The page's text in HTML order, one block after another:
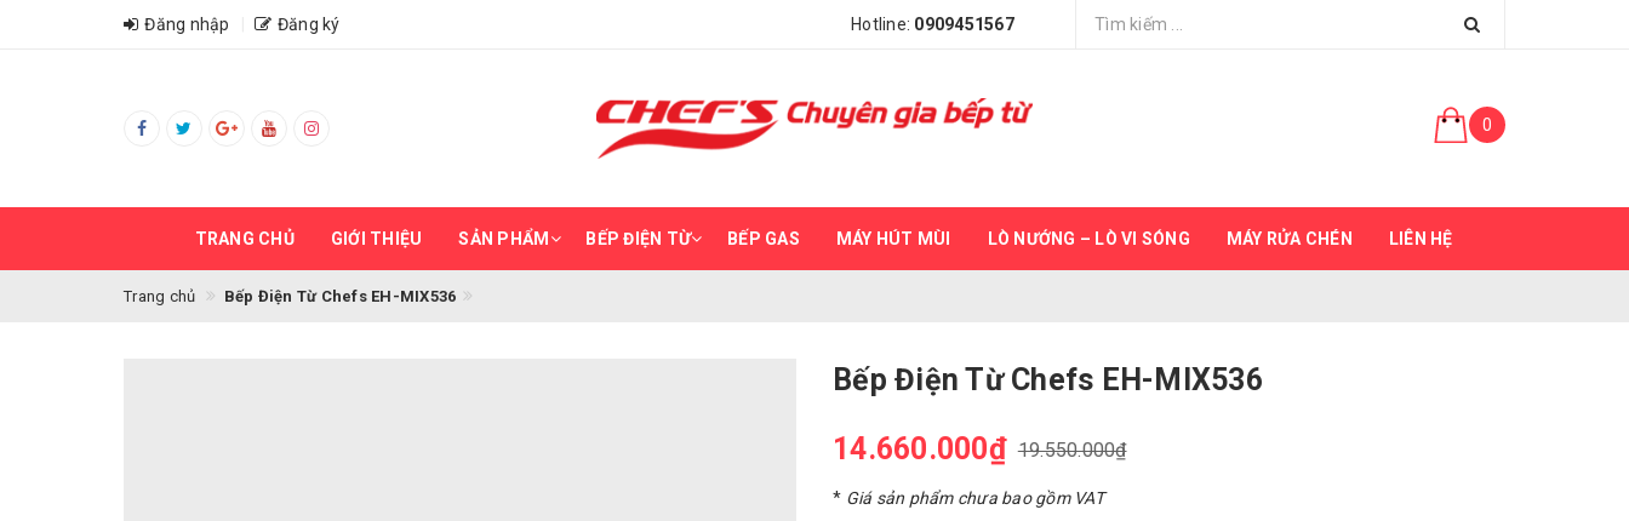
Đăng nhập Đăng ký Hotline: 0909451567
0
TRANG CHỦ GIỚI THIỆU SẢN PHẨM BẾP ĐIỆN TỪ BẾP GAS MÁY HÚT MÙI LÒ NƯỚNG – LÒ VI SÓNG MÁY RỬA CHÉN LIÊN HỆ
Trang chủ Bếp Điện Từ Chefs EH-MIX536
Bếp Điện Từ Chefs EH-MIX536
14.660.000₫ 19.550.000₫
* Giá sản phẩm chưa bao gồm VAT